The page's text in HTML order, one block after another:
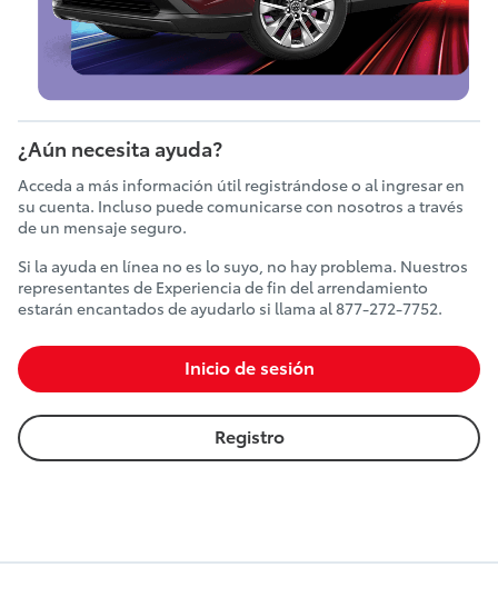
¿Aún necesita ayuda?
Acceda a más información útil registrándose o al ingresar en
su cuenta. Incluso puede comunicarse con nosotros a través
de un mensaje seguro.
Si la ayuda en línea no es lo suyo, no hay problema. Nuestros
representantes de Experiencia de fin del arrendamiento
estarán encantados de ayudarlo si llama al 877-272-7752.
Inicio de sesión
Registro